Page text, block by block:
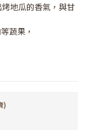
地瓜的香氣，與甘
蔬果，
)